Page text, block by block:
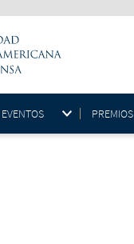
EVENTOS PREMIOS